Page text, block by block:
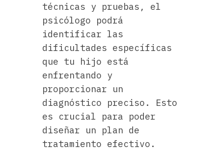
técnicas y pruebas, el
psicólogo podrá
identificar las
dificultades específicas
que tu hijo está
enfrentando y
proporcionar un
diagnóstico preciso. Esto
es crucial para poder
diseñar un plan de
tratamiento efectivo.